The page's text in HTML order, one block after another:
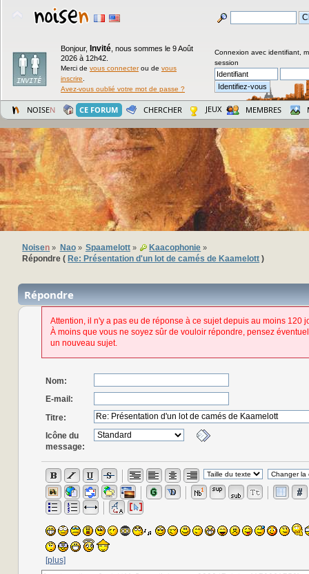
Bonjour, Invité nous sommes le 9 Août
2026 à 12h42.
Merci de vous connecterou de vous
inscrire
Avez-vous oublié votre mot de passe ?
Connexion avec identifiant,
session
NOISEN CE FORUM CHERCHER JEUX MEMBRES
Noisen » Nao» Spaamelott» Kaacophonie »
Répondre ( Re: Présentation d'un lot de camés de Kaamelott )
Répondre
Attention, il n'y a pas eu de réponse à ce sujet depuis au moins 120
À moins que vous ne soyez sûr de vouloir répondre, pensez
un nouveau sujet.
Nom:
E-mail:
Titre:
Icône du
message:
[plus]